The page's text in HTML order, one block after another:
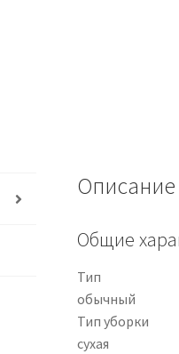
Описание
Общие
Тип
обычный
Тип уборки
сухая